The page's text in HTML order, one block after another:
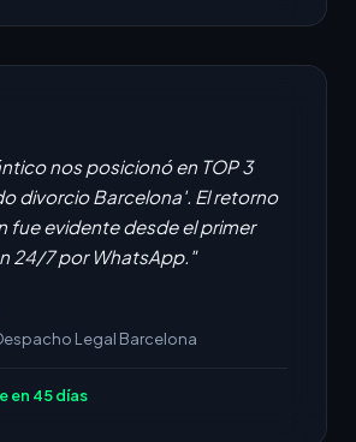
nos posicionó en TOP 3
divorcio Barcelona'. El retorno
fue evidente desde el primer
24/7 por WhatsApp."
Legal Barcelona
en 45 días